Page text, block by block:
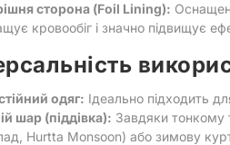
сторона (Foil Lining):
кровообіг і значно підвищує
одяг: Ідеально підходить
шар (піддівка): Завдяки тонкому
Hurtta Monsoon) або зимову